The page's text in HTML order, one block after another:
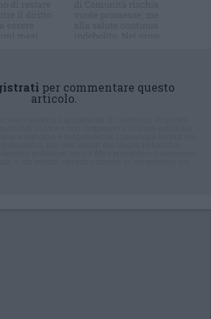
per commentare questo
articolo.